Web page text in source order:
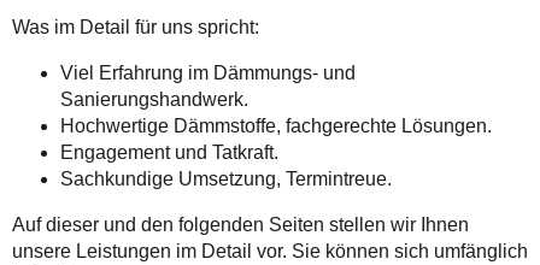
Was im Detail für uns spricht:
Viel Erfahrung im Dämmungs- und
Sanierungshandwerk.
Hochwertige Dämmstoffe, fachgerechte Lösungen.
Engagement und Tatkraft.
Sachkundige Umsetzung, Termintreue.
Auf dieser und den folgenden Seiten stellen wir Ihnen
unsere Leistungen im Detail vor. Sie können sich umfänglich